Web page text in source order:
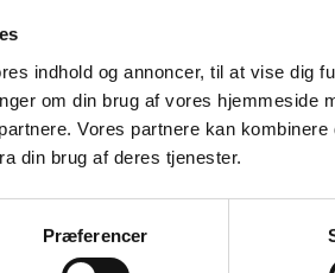
indhold og annoncer, til at vise dig
om din brug af vores hjemmeside
Vores partnere kan
din brug af deres tjenester.
Præferencer